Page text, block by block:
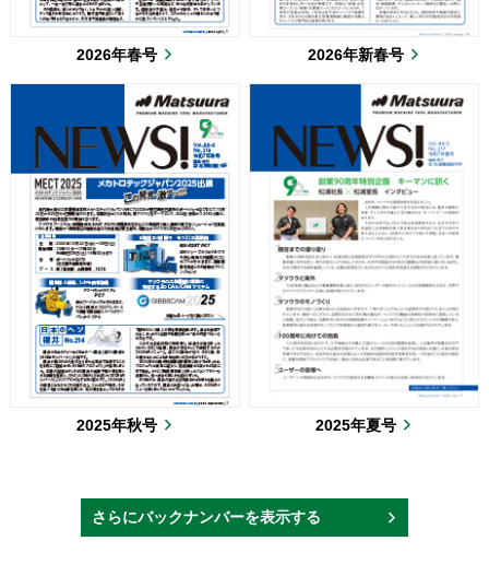
2026年春号 2026年新春号
2025年秋号 2025年夏号
さらにバックナンバーを表示する